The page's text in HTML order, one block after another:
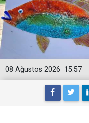
15:57
08 Ağustos 2026